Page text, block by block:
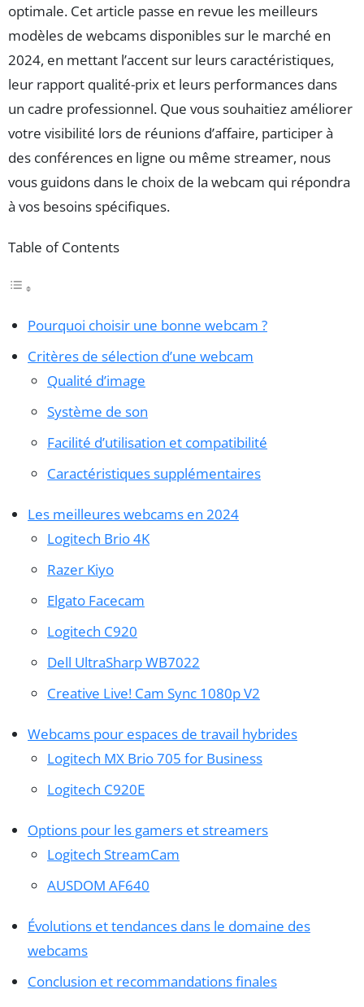
optimale. Cet article passe en revue les meilleurs
modèles de webcams disponibles sur le marché en
2024, en mettant l’accent sur leurs caractéristiques,
leur rapport qualité-prix et leurs performances dans
un cadre professionnel. Que vous souhaitiez améliorer
votre visibilité lors de réunions d’affaire, participer à
des conférences en ligne ou même streamer, nous
vous guidons dans le choix de la webcam qui répondra
à vos besoins spécifiques.
Table of Contents
Pourquoi choisir une bonne webcam ?
Critères de sélection d’une webcam
Qualité d’image
Système de son
Facilité d’utilisation et compatibilité
Caractéristiques supplémentaires
Les meilleures webcams en 2024
Logitech Brio 4K
Razer Kiyo
Elgato Facecam
Logitech C920
Dell UltraSharp WB7022
Creative Live! Cam Sync 1080p V2
Webcams pour espaces de travail hybrides
Logitech MX Brio 705 for Business
Logitech C920E
Options pour les gamers et streamers
Logitech StreamCam
AUSDOM AF640
Évolutions et tendances dans le domaine des
webcams
Conclusion et recommandations finales